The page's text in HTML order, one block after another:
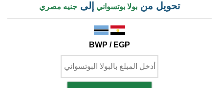
تحويل منبولا بوتسواني إلىجنيه مصري
BWP / EGP